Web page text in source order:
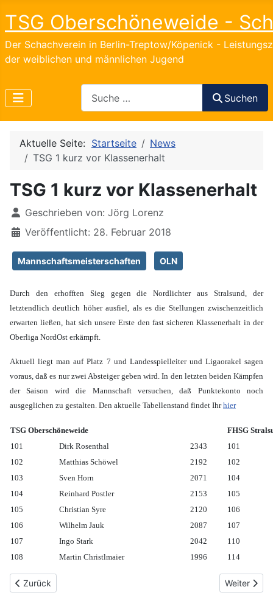
TSG Oberschöneweide -
Der Schachverein in Berlin-Treptow/Köpenick -
der weiblichen und männlichen Jugend
Suchen
Aktuelle Seite: Startseite
News
TSG 1 kurz vor Klassenerhalt
TSG 1 kurz vor Klassenerhalt
DetailsGeschrieben von: Jörg Lorenz
Veröffentlicht: 28. Februar 2018
Mannschaftsmeisterschaften OLN
Durch den erhofften Sieg gegen die Nordlichter aus Stralsund, der
letztendlich deutlich höher ausfiel, als es die Stellungen zwischenzeitlich
erwarten ließen, hat sich unsere Erste den fast sicheren Klassenerhalt in der
Oberliga NordOst erkämpft.
Aktuell liegt man auf Platz 7 und Landesspielleiter und Ligaorakel sagen
voraus, daß es nur zwei Absteiger geben wird. In den letzten beiden Kämpfen
der Saison wird die Mannschaft versuchen, daß Punktekonto noch
ausgeglichen zu gestalten. Den aktuelle Tabellenstand findet Ihrhier
TSG Oberschöneweide
FHSG
101
Dirk Rosenthal 2343
101
102
Matthias Schöwel 2192
102
103
Sven Horn 2071
104
104
Reinhard Postler 2153
105
105
Christian Syre 2120
106
106
Wilhelm Jauk 2087
107
107
Ingo Stark 2042
110
108
Martin Christlmaier 1996 114
Vorheriger Beitrag: Heim-BJEMw - Ein Titel und zweieinhalb
Zurück Nächster
Weiter